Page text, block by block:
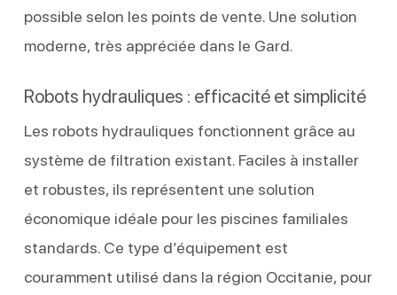
possible selon les points de vente. Une solution
moderne, très appréciée dans le Gard.
Robots hydrauliques : efficacité et simplicité
Les robots hydrauliques fonctionnent grâce au
système de filtration existant. Faciles à installer
et robustes, ils représentent une solution
économique idéale pour les piscines familiales
standards. Ce type d’équipement est
couramment utilisé dans la région Occitanie, pour